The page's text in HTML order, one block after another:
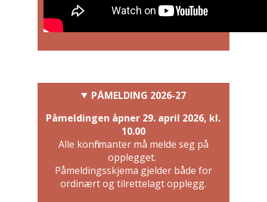
PÅMELDING 2026-27
Påmeldingen åpner 29. april 2026, kl.
10.00
Alle konfirmanter må melde seg på
opplegget.
Påmeldingsskjema gjelder både for
ordinært og tilrettelagt opplegg.